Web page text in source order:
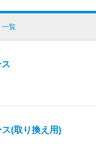
一覧
(取り換え用)